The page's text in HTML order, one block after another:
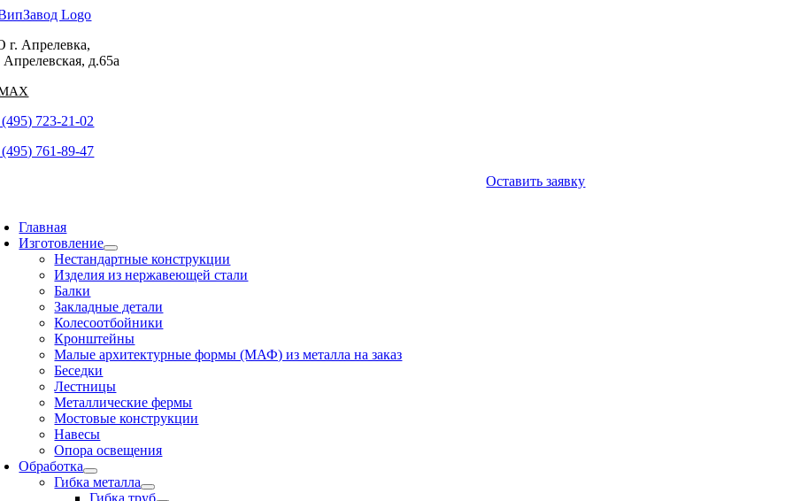
Skip
content
Апрелевка,
Апрелевская, д.65а
723-21-02
761-89-47
Оставить заявку
Главная
Изготовление
Нестандартные конструкции
Изделия из нержавеющей стали
Балки
Закладные детали
Колесоотбойники
Кронштейны
Малые архитектурные формы (МАФ) из металла на заказ
Беседки
Лестницы
Металлические фермы
Мостовые конструкции
Навесы
Опора освещения
Обработка
Гибка металла
Гибка труб